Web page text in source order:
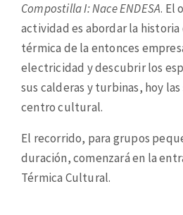
Compostilla I: Nace ENDESA. El
actividad es abordar la
térmica de la entonces
electricidad y descubrir los
sus calderas y turbinas, hoy
centro cultural.
El recorrido, para grupos
duración, comenzará en la
Térmica Cultural.